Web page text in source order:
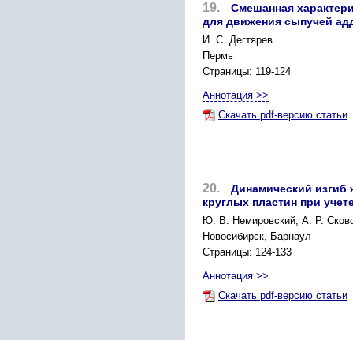
19.
Смешанная
для движения сыпучей
И. С. Дегтярев
Пермь
Страницы: 119-124
Аннотация >>
Скачать pdf-версию статьи
20.
Динамический изгиб
круглых пластин при
Ю. В. Немировский, А. Р.
Новосибирск, Барнаул
Страницы: 124-133
Аннотация >>
Скачать pdf-версию статьи